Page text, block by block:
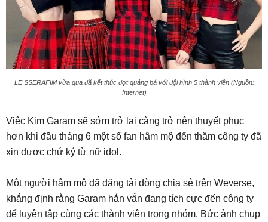
LE SSERAFIM vừa qua đã kết thúc đợt quảng bá với đội hình 5 thành viên (Nguồn:
Internet)
Việc Kim Garam sẽ sớm trở lại càng trở nên thuyết phục
hơn khi đầu tháng 6 một số fan hâm mộ đến thăm công ty đã
xin được chứ ký từ nữ idol.
Một người hâm mộ đã đăng tải dòng chia sẻ trên Weverse,
khẳng định rằng Garam hẳn vẫn đang tích cực đến công ty
để luyện tập cùng các thành viên trong nhóm. Bức ảnh chụp